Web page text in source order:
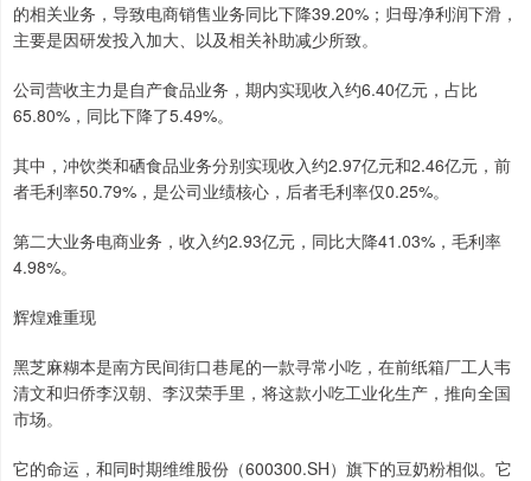
的相关业务，导致电商销售业务同比下降39.20%；归母净利润下滑，
主要是因研发投入加大、以及相关补助减少所致。
公司营收主力是自产食品业务，期内实现收入约6.40亿元，占比
65.80%，同比下降了5.49%。
其中，冲饮类和硒食品业务分别实现收入约2.97亿元和2.46亿元，前
者毛利率50.79%，是公司业绩核心，后者毛利率仅0.25%。
第二大业务电商业务，收入约2.93亿元，同比大降41.03%，毛利率
4.98%。
辉煌难重现
黑芝麻糊本是南方民间街口巷尾的一款寻常小吃，在前纸箱厂工人韦
清文和归侨李汉朝、李汉荣手里，将这款小吃工业化生产，推向全国
市场。
它的命运，和同时期维维股份（600300.SH）旗下的豆奶粉相似。它